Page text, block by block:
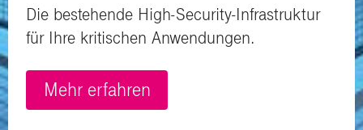
Die bestehende High-Security-Infrastruktur
für Ihre kritischen Anwendungen.
Mehr erfahren